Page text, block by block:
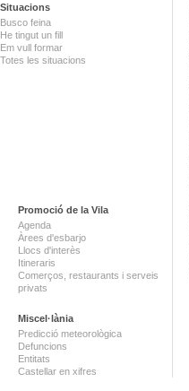
Situacions
Busco feina
He tingut un fill
Em vull formar
Totes les situacions
Promoció de la Vila
Agenda
Àrees d'esbarjo
Llocs d'interès
Itineraris
Comerços, restaurants i serveis
privats
Miscel·lània
Predicció meteorològica
Defuncions
Entitats
Castellar en xifres